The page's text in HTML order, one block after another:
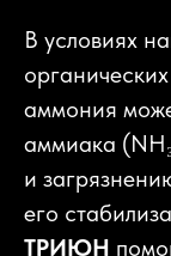
В условиях
аммония
аммиака
и
его
ТРИЮН